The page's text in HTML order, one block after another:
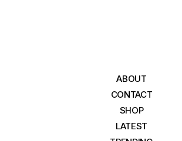
ABOUT
CONTACT
SHOP
LATEST